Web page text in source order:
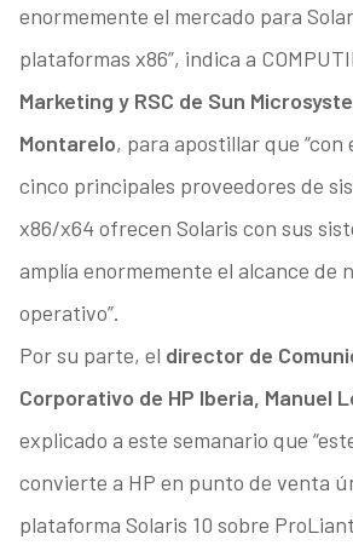
enormemente el mercado para
plataformas x86”, indica a
Marketing y RSC de Sun
Montarelo, para apostillar que “con
cinco principales proveedores de
x86/x64 ofrecen Solaris con sus
amplía enormemente el alcance de
operativo”.
Por su parte, el director de
Corporativo de HP Iberia, Manuel
explicado a este semanario que
convierte a HP en punto de venta
plataforma Solaris 10 sobre